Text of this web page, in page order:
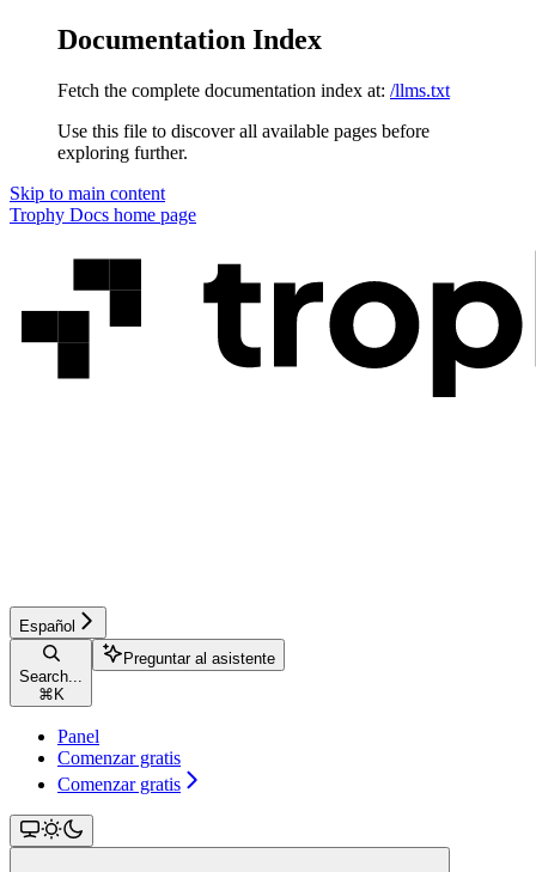
Documentation Index
Fetch the complete documentation index at: /llms.txt
Use this file to discover all available pages before
exploring further.
Skip to main content
Trophy Docs home page
Español
Search...
⌘ K
Preguntar al asistente
Panel
Comenzar gratis
Comenzar gratis